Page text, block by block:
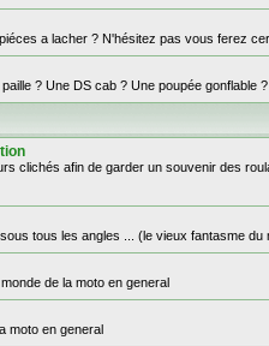
a lacher ? N'hésitez pas vous ferez
? Une DS cab ? Une poupée gonflable
clichés afin de garder un souvenir des
tous les angles ... (le vieux fantasme
de la moto en general
moto en general